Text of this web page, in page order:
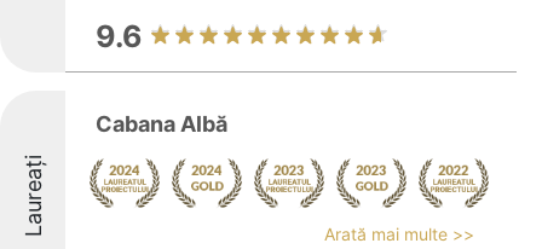
9.6
Laureați
Cabana Albă
Arată mai multe >>